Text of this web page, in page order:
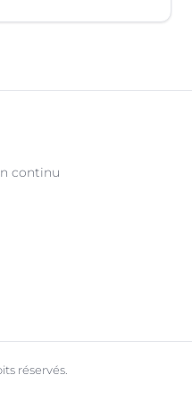
continu
réservés.